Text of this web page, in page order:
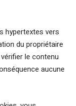
hypertextes vers
du propriétaire
le contenu
aucune